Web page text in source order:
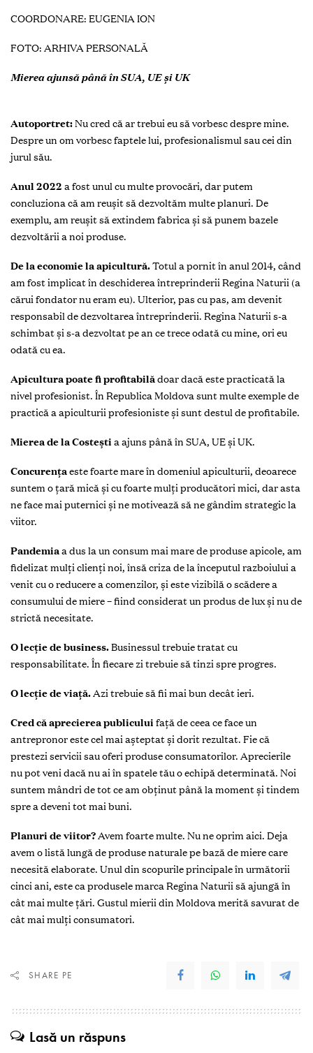
COORDONARE: EUGENIA ION
FOTO: ARHIVA PERSONALĂ
Mierea ajunsă până în SUA, UE și UK
Autoportret:Nu cred că ar trebui eu să vorbesc despre mine.
Despre un om vorbesc faptele lui, profesionalismul sau cei din
jurul său.
Anul 2022 a fost unul cu multe provocări, dar putem
concluziona că am reușit să dezvoltăm multe planuri. De
exemplu, am reușit să extindem fabrica și să punem bazele
dezvoltării a noi produse.
De la economie la apicultură.Totul a pornit în anul 2014, când
am fost implicat în deschiderea întreprinderii Regina Naturii (a
cărui fondator nu eram eu). Ulterior, pas cu pas, am devenit
responsabil de dezvoltarea întreprinderii. Regina Naturii s-a
schimbat și s-a dezvoltat pe an ce trece odată cu mine, ori eu
odată cu ea.
Apicultura poate fi profitabilădoar dacă este practicată la
nivel profesionist. În Republica Moldova sunt multe exemple de
practică a apiculturii profesioniste și sunt destul de profitabile.
Mierea de la Costești a ajuns până în SUA, UE și UK.
Concurențaeste foarte mare în domeniul apiculturii, deoarece
suntem o țară mică și cu foarte mulți producători mici, dar asta
ne face mai puternici și ne motivează să ne gândim strategic la
viitor.
Pandemiaa dus la un consum mai mare de produse apicole, am
fidelizat mulți clienți noi, însă criza de la începutul razboiului a
venit cu o reducere a comenzilor, și este vizibilă o scădere a
consumului de miere – fiind considerat un produs de lux și nu de
strictă necesitate.
O lecție de business.Businessul trebuie tratat cu
responsabilitate. În fiecare zi trebuie să tinzi spre progres.
O lecție de viață.Azi trebuie să fii mai bun decât ieri.
Cred că aprecierea publicului față de ceea ce face un
antrepronor este cel mai așteptat și dorit rezultat. Fie că
prestezi servicii sau oferi produse consumatorilor. Aprecierile
nu pot veni dacă nu ai în spatele tău o echipă determinată. Noi
suntem mândri de tot ce am obținut până la moment și tindem
spre a deveni tot mai buni.
Planuri de viitor?Avem foarte multe. Nu ne oprim aici. Deja
avem o listă lungă de produse naturale pe bază de miere care
necesită elaborate. Unul din scopurile principale în următorii
cinci ani, este ca produsele marca Regina Naturii să ajungă în
cât mai multe țări. Gustul mierii din Moldova merită savurat de
cât mai mulți consumatori.
SHARE PE
Lasă un răspuns